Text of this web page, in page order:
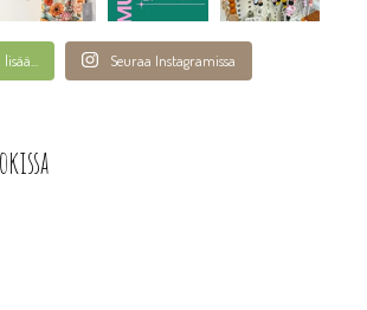
Seuraa Instagramissa